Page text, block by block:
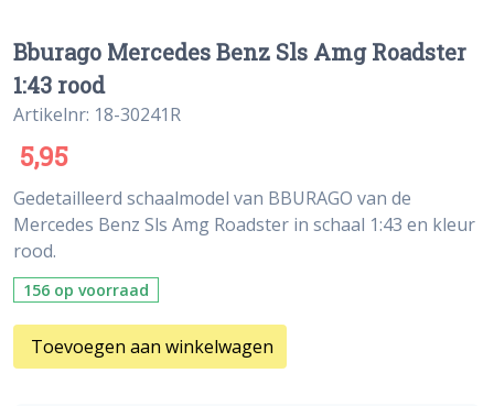
Bburago Mercedes Benz Sls Amg Roadster
1:43 rood
Artikelnr: 18-30241R
5,95
Gedetailleerd schaalmodel van BBURAGO van de
Mercedes Benz Sls Amg Roadster in schaal 1:43 en kleur
rood.
156 op voorraad
Toevoegen aan winkelwagen